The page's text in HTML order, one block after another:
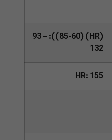
(HR) (85-60)): 93 –
132
HR: 155